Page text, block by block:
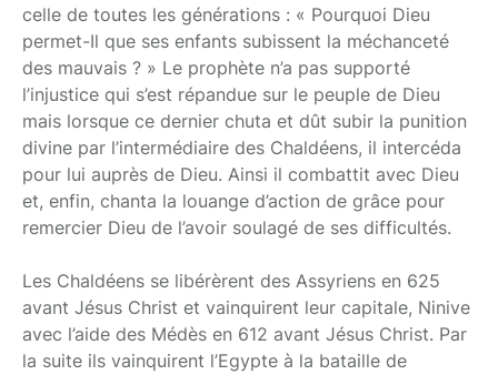
celle de toutes les générations : « Pourquoi Dieu
permet-Il que ses enfants subissent la méchanceté
des mauvais ? » Le prophète n’a pas supporté
l’injustice qui s’est répandue sur le peuple de Dieu
mais lorsque ce dernier chuta et dût subir la punition
divine par l’intermédiaire des Chaldéens, il intercéda
pour lui auprès de Dieu. Ainsi il combattit avec Dieu
et, enfin, chanta la louange d’action de grâce pour
remercier Dieu de l’avoir soulagé de ses difficultés.
Les Chaldéens se libérèrent des Assyriens en 625
avant Jésus Christ et vainquirent leur capitale, Ninive
avec l’aide des Médès en 612 avant Jésus Christ. Par
la suite ils vainquirent l’Egypte à la bataille de